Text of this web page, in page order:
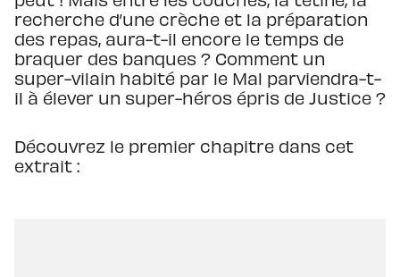
recherche d’une crèche et la préparation
des repas, aura-t-il encore le temps de
braquer des banques ? Comment un
super-vilain habité par le Mal parviendra-t-
il à élever un super-héros épris de Justice ?
Découvrez le premier chapitre dans cet
extrait :